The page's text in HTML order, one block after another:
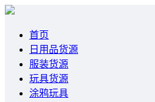
首页
日用品货源
服装货源
玩具货源
涂鸦玩具